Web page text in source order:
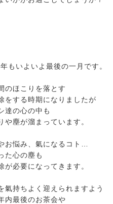
もいよいよ最後の一月です。
のほこりを落とす
をする時期になりましたが
達の心の中も
や塵が溜まっています。
お悩み、氣になるコト…
た心の塵も
が必要になってきます。
氣持ちよく迎えられますよう
内最後のお茶会や